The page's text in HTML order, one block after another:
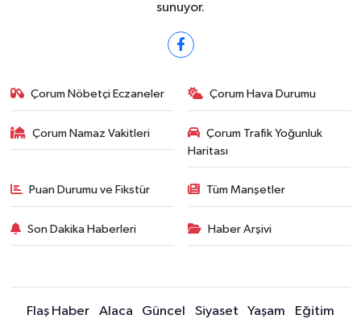
sunuyor.
Çorum Nöbetçi Eczaneler Çorum Hava Durumu
Çorum Namaz Vakitleri
Çorum Trafik Yoğunluk
Haritası
Puan Durumu ve Fikstür Tüm Manşetler
Son Dakika Haberleri Haber Arşivi
Flaş Haber Alaca Güncel Siyaset Yaşam Eğitim